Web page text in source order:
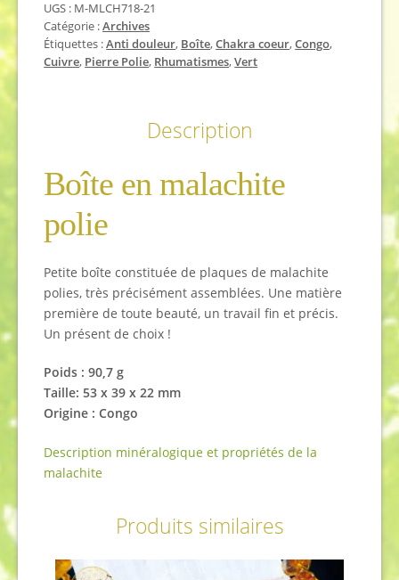
UGS : M-MLCH718-21
Catégorie :Archives
Étiquettes :Anti douleur, Boîte,Chakra coeur,Congo,
Cuivre, Pierre Polie, Rhumatismes,Vert
Description
Boîte en malachite
polie
Petite boîte constituée de plaques de malachite
polies, très précisément assemblées. Une matière
première de toute beauté, un travail fin et précis.
Un présent de choix !
Poids : 90,7 g
Taille: 53 x 39 x 22 mm
Origine : Congo
Description minéralogique et propriétés de la
malachite
Produits similaires